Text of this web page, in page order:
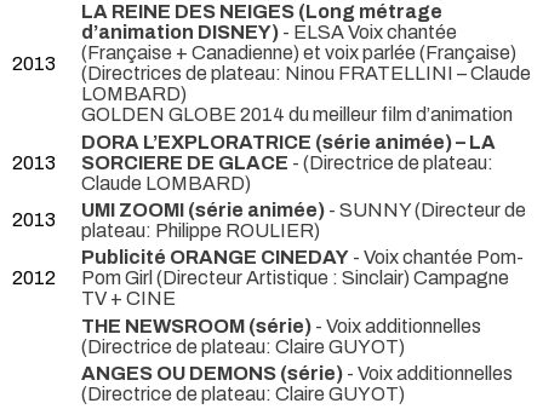
2013
LA REINE DES NEIGES (Long métrage
d’animation DISNEY) - ELSA Voix chantée
(Française + Canadienne) et voix parlée (Française)
(Directrices de plateau: Ninou FRATELLINI – Claude
LOMBARD)
GOLDEN GLOBE 2014 du meilleur film d’animation
2013
DORA L’EXPLORATRICE (série animée) – LA
SORCIERE DE GLACE - (Directrice de plateau:
Claude LOMBARD)
2013
UMI ZOOMI (série animée) - SUNNY (Directeur de
plateau: Philippe ROULIER)
2012
Publicité ORANGE CINEDAY - Voix chantée Pom-
Pom Girl (Directeur Artistique : Sinclair) Campagne
TV + CINE
THE NEWSROOM (série) - Voix additionnelles
(Directrice de plateau: Claire GUYOT)
ANGES OU DEMONS (série) - Voix additionnelles
(Directrice de plateau: Claire GUYOT)